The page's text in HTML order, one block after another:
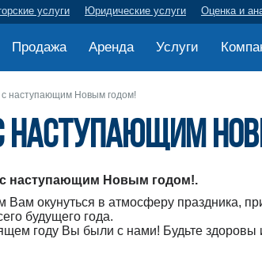
услуги Юридические услуги Оценка и
Продажа Аренда Услуги
наступающим Новым годом!
наступающим
наступающим Новым годом!.
окунуться в атмосферу праздника,
будущего года.
году Вы были с нами! Будьте